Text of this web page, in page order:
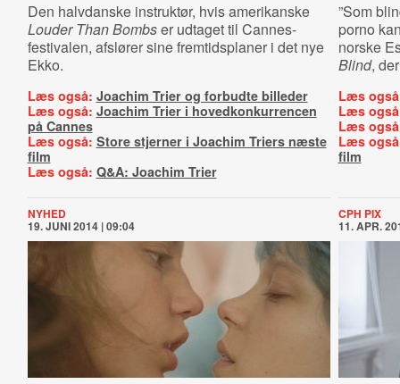
Den halvdanske instruktør, hvis amerikanske
Louder Than Bombser udtaget til Cannes-
festivalen, afslører sine fremtidsplaner i det nye
Ekko.
Læs også: Joachim Trier og forbudte billeder
Læs også: Joachim Trier i hovedkonkurrencen
på Cannes
Læs også: Store stjerner i Joachim Triers næste
film
Læs også: Q&A: Joachim Trier
”Som
porno
norske
Blind,
Læs
Læs
Læs
Læs
film
NYHED
19. JUNI 2014 | 09:04
CPH PIX
11. APR.